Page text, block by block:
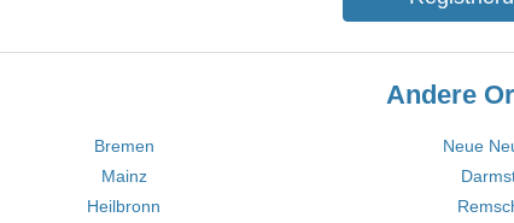
Andere
Bremen Neue
Mainz
Heilbronn